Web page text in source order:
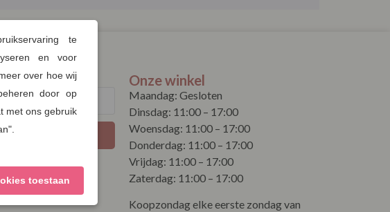
Onze winkel
Maandag: Gesloten
Dinsdag: 11:00 – 17:00
Woensdag: 11:00 – 17:00
Donderdag: 11:00 – 17:00
Vrijdag: 11:00 – 17:00
Zaterdag: 11:00 – 17:00
Koopzondag elke eerste zondag van